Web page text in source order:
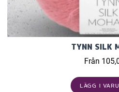
TYNN SILK
Från
LÄGG I